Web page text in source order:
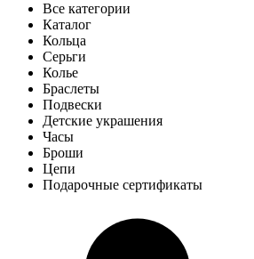
Все категории
Каталог
Кольца
Серьги
Колье
Браслеты
Подвески
Детские украшения
Часы
Броши
Цепи
Подарочные сертификаты